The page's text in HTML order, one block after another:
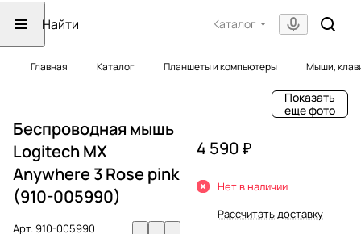
Каталог
Главная Каталог Планшеты и компьютеры Мыши,
Показать
еще фото
Беспроводная мышь
Logitech MX
Anywhere 3 Rose pink
(910-005990)
Арт.910-005990
4 590 ₽
Нет в наличии
Рассчитать доставку